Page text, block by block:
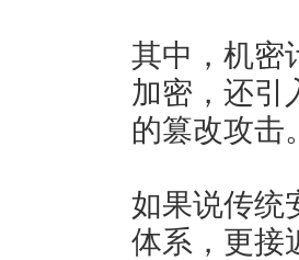
其中，机密
加密，还引
的篡改攻击。
如果说传统
体系，更接